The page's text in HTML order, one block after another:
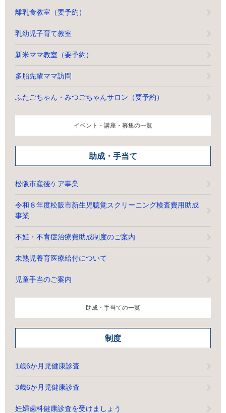
離乳食教室（要予約）
乳幼児子育て教室
新米ママ教室（要予約）
多胎先輩ママ訪問
ふたごちゃん・みつごちゃんサロン（要予約）
イベント・講座・募集の一覧
助成・手当て
松阪市産後ケア事業
令和８年度松阪市新生児聴覚スクリーニング検査費用助成
事業
不妊・不育症治療費助成制度のご案内
未熟児養育医療給付について
児童手当のご案内
助成・手当ての一覧
制度
1歳6か月児健康診査
3歳6か月児健康診査
妊婦歯科健康診査を受けましょう